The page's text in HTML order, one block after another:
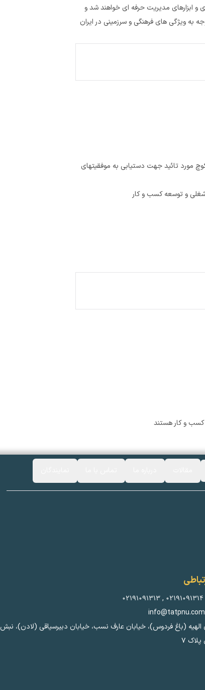
ابزارهای مدیریت حرفه ای خواهند شد و
به ویژگی های فرهنگی و سرزمینی در ایران
مورد تائید جهت دستیابی به موفقیتهای
و توسعه کسب و کار
کسب و کار هستند
۰۲۱۹۱۰۹۱۳۱۴ , ۰۲۱۹۱۰۹۱۳۱۳
الهيه (باغ فردوس)، خیابان عارف نسب، خیابان دبیرسیاقی (لادن)، نبش
٧